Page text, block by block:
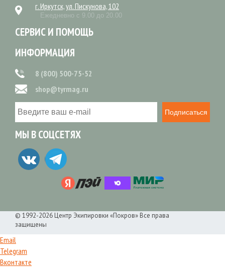
г. Иркутск, ул. Пискунова, 102
Ежедневно с 9.00 до 20.00
СЕРВИС И ПОМОЩЬ
ИНФОРМАЦИЯ
8 (800) 500-75-52
shop@tyrmag.ru
Подписаться
МЫ В СОЦСЕТЯХ
© 1992-2026 Центр Экипировки «Покров» Все права
защищены
Email
Telegram
Вконтакте